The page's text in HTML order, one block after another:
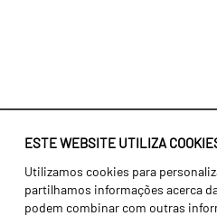
ESTE WEBSITE UTILIZA
Utilizamos cookies para
partilhamos informações acerca
podem combinar com outras
Identidade
História